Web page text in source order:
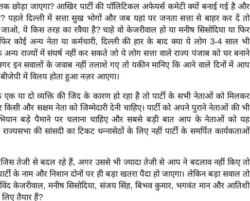
छोड़ा जाएगा? आखिर पार्टी की पॉलिटिकल अफेयर्स कमेटी क्यों बनाई गई है और
पहले दिल्ली में सत्ता सुख भोगों और जब यहां पर जनता सत्ता से बाहर कर दें तो
ये किस तरह का रवैया है? चाहे वो केजरीवाल हो या मनीष सिसोदिया या फिर
कोई अन्य नेता या कर्मचारी, दिल्ली की हार के बाद क्या ये लोग 3-4 साल भी
राज्यों में संघर्ष नहीं कर सकते जो ये लोग सत्ता वाले राज्य पंजाब को घर बनाने
इन सवालों के जवाब नहीं तलाशे गए तो यकीन मानिए कि आने वाले दिनों में आप
में विलय होता हुआ नज़र आएगा।
या दो व्यक्ति की जिद के कारण हो रहा है तो पार्टी के सभी नेताओं को मिलकर
किसी और सक्षम नेता को जिम्मेदारी देनी चाहिए। पार्टी को अपने पुराने नेताओं की भी
बड़े पैमाने पर चलाना चाहिए और सबसे बड़ी बात आप के नेताओं को यह
की सांसदी का टिकट धन्नासेठों के लिए नहीं पार्टी के समर्पित कार्यकताओं
जिस तेजी से बदल रहे हैं, अगर उससे भी ज्यादा तेजी से आप ने बदलाव नहीं किए तो
के नाम और निशान दोनों पर ही बड़ा खतरा पैदा हो जाएगा। लेकिन बड़ा सवाल तो
केजरीवाल, मनीष सिसोदिया, संजय सिंह, बिभव कुमार, भगवंत मान और आतिशी
तैयार हैं?